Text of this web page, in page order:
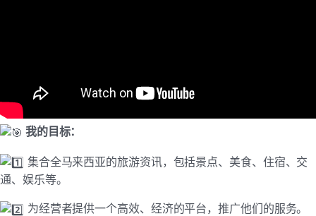
我的目标：
集合全马来西亚的旅游资讯，包括景点、美食、住宿、交
通、娱乐等。
为经营者提供一个高效、经济的平台，推广他们的服务。